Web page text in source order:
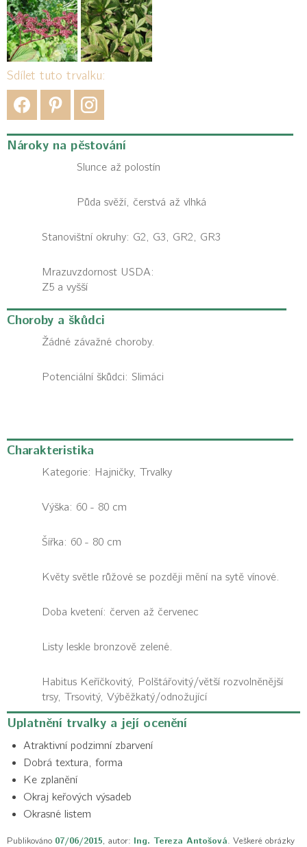
Sdílet tuto trvalku:
Nároky na pěstování
Slunce až polostín
Půda svěží, čerstvá až vlhká
Stanovištní okruhy: G2, G3, GR2, GR3
Mrazuvzdornost USDA:
Z5 a vyšší
Choroby a škůdci
Žádné závažné choroby.
Potenciální škůdci: Slimáci
Charakteristika
Kategorie: Hajničky, Trvalky
Výška: 60 - 80 cm
Šířka: 60 - 80 cm
Květy světle růžové se později mění na sytě vínové.
Doba kvetení: červen až červenec
Listy leskle bronzově zelené.
Habitus Keříčkovitý, Polštářovitý/větší rozvolněnější
trsy, Trsovitý, Výběžkatý/odnožující
Uplatnění trvalky a její ocenění
Atraktivní podzimní zbarvení
Dobrá textura, forma
Ke zplanění
Okraj keřových výsadeb
Okrasné listem
Publikováno 07/06/2015 , autor: Ing. Tereza Antošová . Veškeré obrázky